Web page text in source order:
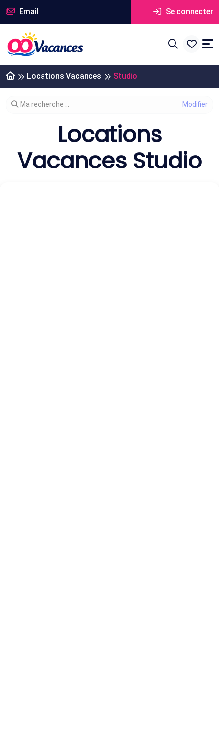
Email Se connecter
Locations Vacances Studio
Modifier votre recherche
Ma recherche ...
Locations
Vacances Studio